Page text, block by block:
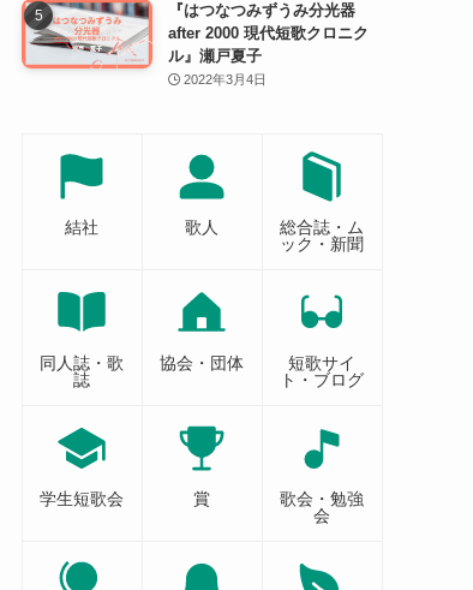
『はつなつみずうみ分光器
after 2000 現代短歌クロニク
ル』瀬戸夏子
2022年3月4日
結社 歌人
総合誌・ム
ック・新聞
同人誌・歌
誌
協会・団体
短歌サイ
ト・ブログ
学生短歌会 賞
歌会・勉強
会